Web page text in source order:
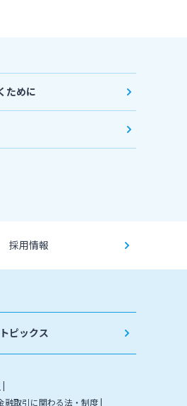
ために
採用情報
ピックス
融取引に関わる法・制度